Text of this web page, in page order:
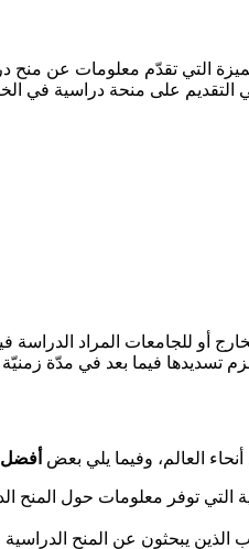
التي تقدّم معلومات عن
على منحة دراسية في
أو للجامعات المراد
فيما بعد في مدّة زمنيّة
العالم، وفيما يلي بعض أفضل
التي توفر معلومات حول
الذين يبحثون عن المنح